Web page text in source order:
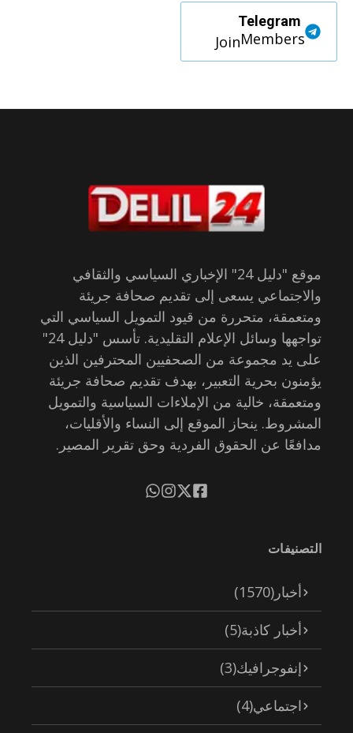
Telegram
Members
Join
موقع "دليل 24" الإخباري السياسي والثقافي
والاجتماعي يسعى إلى تقديم صحافة جريئة
ومتعمقة، متحررة من قيود التمويل السياسي التي
تواجهها وسائل الإعلام التقليدية. تأسس "دليل 24"
على يد مجموعة من الصحفيين المحترفين الذين
يؤمنون بحرية التعبير، بهدف تقديم صحافة جريئة
ومتعمقة، خالية من الإملاءات السياسية والتمويل
المشروط. ينحاز الموقع إلى النساء والأقليات،
مدافعًا عن الحقوق الفردية وحق تقرير المصير.
التصنيفات
أخبار (1570)
أخبار كاذبة(5)
إنفوجرافيك(3)
اجتماعي(4)